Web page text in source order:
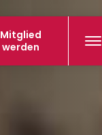
Mitglied
werden